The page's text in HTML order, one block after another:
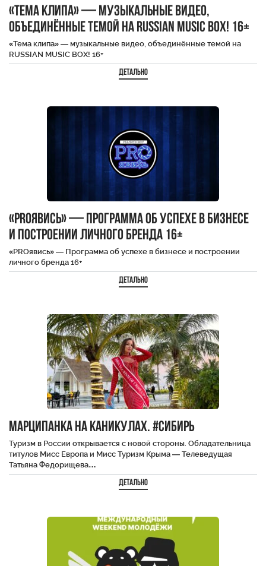
«Тема клипа» — музыкальные видео,
объединённые темой на RUSSIAN MUSIC BOX! 16+
«Тема клипа» — музыкальные видео, объединённые темой на
RUSSIAN MUSIC BOX! 16+
Детально
«PROявись» — Программа об успехе в бизнесе
и построении личного бренда 16+
«PROявись» — Программа об успехе в бизнесе и построении
личного бренда 16+
Детально
Марципанка на каникулах. #Сибирь
Туризм в России открывается с новой стороны. Обладательница
титулов Мисс Европа и Мисс Туризм Крыма — Телеведущая
Татьяна Федорищева…
Детально